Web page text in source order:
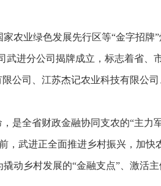
农业绿色发展先行区等“金字招牌
武进分公司揭牌成立，标志着省、
公司、江苏杰记农业科技有限公
是全省财政金融协同支农的“主力
，武进正全面推进乡村振兴，加快
动乡村发展的“金融支点”、激活主